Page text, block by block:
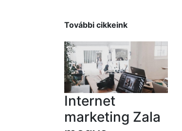
További cikkeink
Internet
marketing Zala